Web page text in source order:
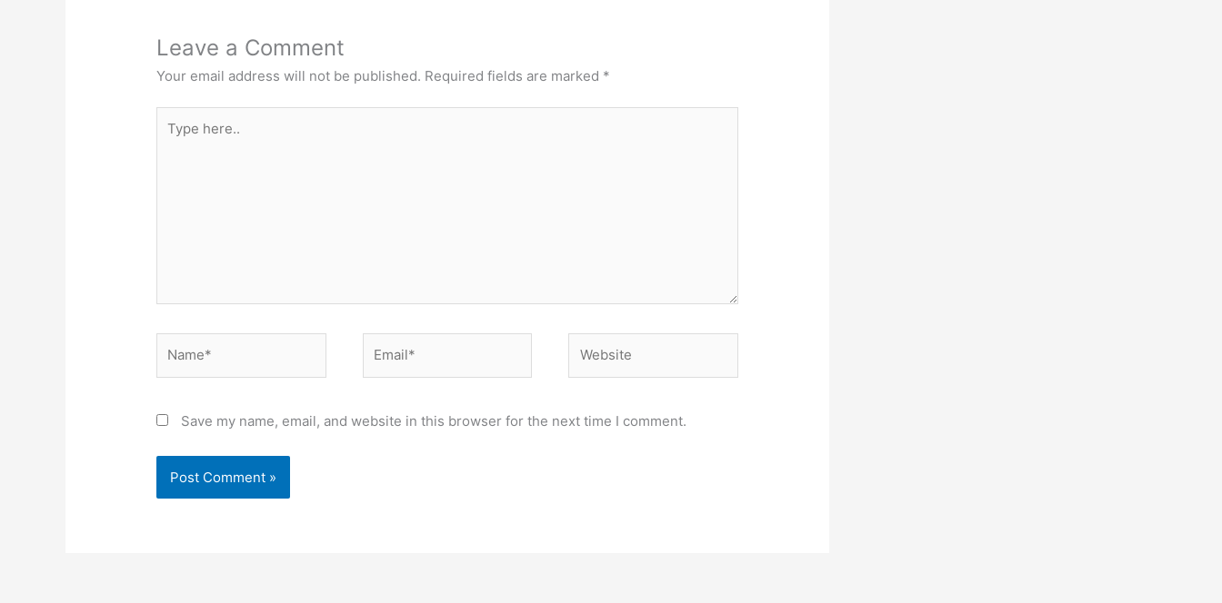
Leave a Comment
Your email address will not be published. Required fields are marked *
here..
Save my name, email, and website in this browser for the next time I comment.